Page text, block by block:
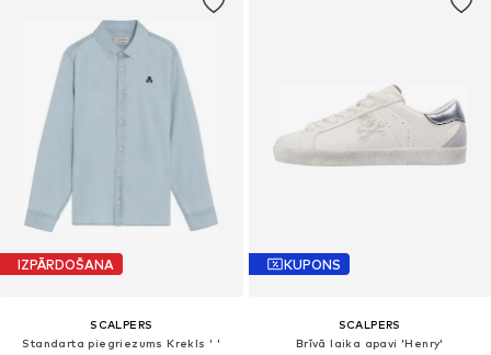
IZPĀRDOŠANA
SCALPERS
Standarta piegriezums Krekls ' '
KUPONS
SCALPERS
Brīvā laika apavi 'Henry'